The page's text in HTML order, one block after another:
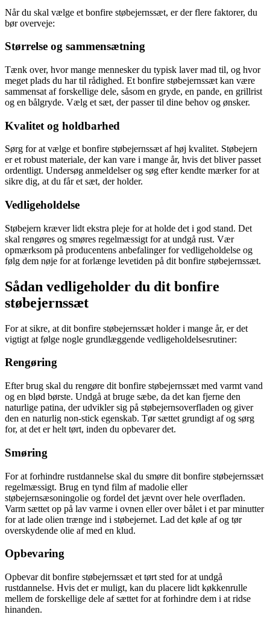
Når du skal vælge et bonfire støbejernssæt, er der flere faktorer, du
bør overveje:
Størrelse og sammensætning
Tænk over, hvor mange mennesker du typisk laver mad til, og hvor
meget plads du har til rådighed. Et bonfire støbejernssæt kan være
sammensat af forskellige dele, såsom en gryde, en pande, en grillrist
og en bålgryde. Vælg et sæt, der passer til dine behov og ønsker.
Kvalitet og holdbarhed
Sørg for at vælge et bonfire støbejernssæt af høj kvalitet. Støbejern
er et robust materiale, der kan vare i mange år, hvis det bliver passet
ordentligt. Undersøg anmeldelser og søg efter kendte mærker for at
sikre dig, at du får et sæt, der holder.
Vedligeholdelse
Støbejern kræver lidt ekstra pleje for at holde det i god stand. Det
skal rengøres og smøres regelmæssigt for at undgå rust. Vær
opmærksom på producentens anbefalinger for vedligeholdelse og
følg dem nøje for at forlænge levetiden på dit bonfire støbejernssæt.
Sådan vedligeholder du dit bonfire
støbejernssæt
For at sikre, at dit bonfire støbejernssæt holder i mange år, er det
vigtigt at følge nogle grundlæggende vedligeholdelsesrutiner:
Rengøring
Efter brug skal du rengøre dit bonfire støbejernssæt med varmt vand
og en blød børste. Undgå at bruge sæbe, da det kan fjerne den
naturlige patina, der udvikler sig på støbejernsoverfladen og giver
den en naturlig non-stick egenskab. Tør sættet grundigt af og sørg
for, at det er helt tørt, inden du opbevarer det.
Smøring
For at forhindre rustdannelse skal du smøre dit bonfire støbejernssæt
regelmæssigt. Brug en tynd film af madolie eller
støbejernsæsoningolie og fordel det jævnt over hele overfladen.
Varm sættet op på lav varme i ovnen eller over bålet i et par minutter
for at lade olien trænge ind i støbejernet. Lad det køle af og tør
overskydende olie af med en klud.
Opbevaring
Opbevar dit bonfire støbejernssæt et tørt sted for at undgå
rustdannelse. Hvis det er muligt, kan du placere lidt køkkenrulle
mellem de forskellige dele af sættet for at forhindre dem i at ridse
hinanden.